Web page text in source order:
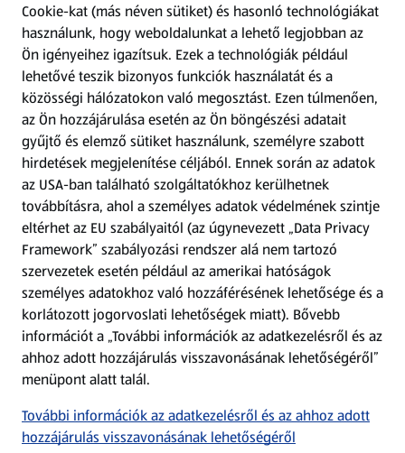
Kérdőív
Fizetési lehetőségek
ALDI utalványok
Árcsökkentés
Adattörlő alkalmazás
Szervizpont
(új oldalon nyílik meg)
Fedezz fel minket az interneten!
Töltsd le az ALDI Magyarország applikációt!
Cookie-kat (más néven sütiket) és hasonló technológiákat
használunk, hogy weboldalunkat a lehető legjobban az
Ön igényeihez igazítsuk. Ezek a technológiák például
lehetővé teszik bizonyos funkciók használatát és a
közösségi hálózatokon való megosztást. Ezen túlmenően,
az Ön hozzájárulása esetén az Ön böngészési adatait
gyűjtő és elemző sütiket használunk, személyre szabott
hirdetések megjelenítése céljából. Ennek során az adatok
az USA-ban található szolgáltatókhoz kerülhetnek
továbbításra, ahol a személyes adatok védelmének szintje
eltérhet az EU szabályaitól (az úgynevezett „Data Privacy
Framework” szabályozási rendszer alá nem tartozó
szervezetek esetén például az amerikai hatóságok
személyes adatokhoz való hozzáférésének lehetősége és a
korlátozott jogorvoslati lehetőségek miatt). Bővebb
információt a „További információk az adatkezelésről és az
ahhoz adott hozzájárulás visszavonásának lehetőségéről”
menüpont alatt talál.
További információk az adatkezelésről és az ahhoz adott
hozzájárulás visszavonásának lehetőségéről